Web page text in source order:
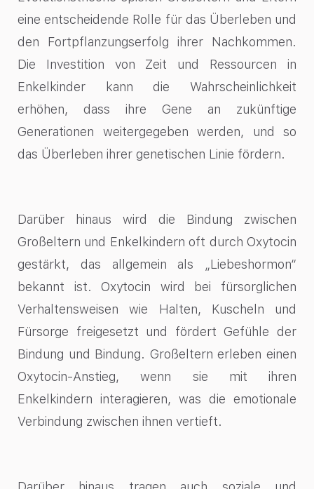
eine entscheidende Rolle für das Überleben und
den Fortpflanzungserfolg ihrer Nachkommen.
Die Investition von Zeit und Ressourcen in
Enkelkinder kann die Wahrscheinlichkeit
erhöhen, dass ihre Gene an zukünftige
Generationen weitergegeben werden, und so
das Überleben ihrer genetischen Linie fördern.
Darüber hinaus wird die Bindung zwischen
Großeltern und Enkelkindern oft durch Oxytocin
gestärkt, das allgemein als „Liebeshormon“
bekannt ist. Oxytocin wird bei fürsorglichen
Verhaltensweisen wie Halten, Kuscheln und
Fürsorge freigesetzt und fördert Gefühle der
Bindung und Bindung. Großeltern erleben einen
Oxytocin-Anstieg, wenn sie mit ihren
Enkelkindern interagieren, was die emotionale
Verbindung zwischen ihnen vertieft.